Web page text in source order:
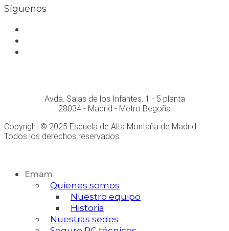
Síguenos
Avda. Salas de los Infantes, 1 - 5 planta
28034 - Madrid - Metro Begoña
Copyright © 2025 Escuela de Alta Montaña de Madrid
Todos los derechos reservados.
Emam
Quienes somos
Nuestro equipo
Historia
Nuestras sedes